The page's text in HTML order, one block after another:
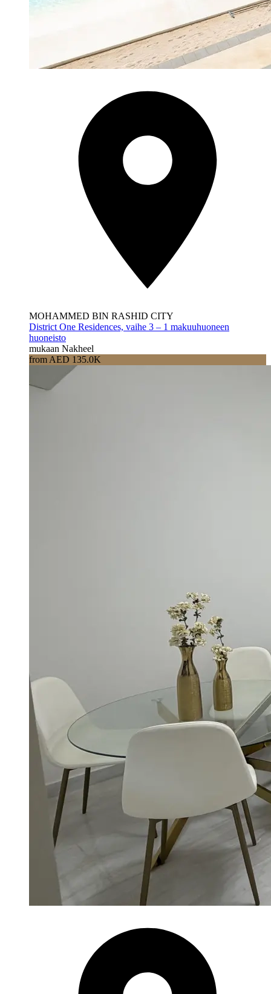
MOHAMMED BIN RASHID CITY
District One Residences, vaihe 3 – 1 makuuhuoneen
huoneisto
mukaan Nakheel
from AED 135.0K